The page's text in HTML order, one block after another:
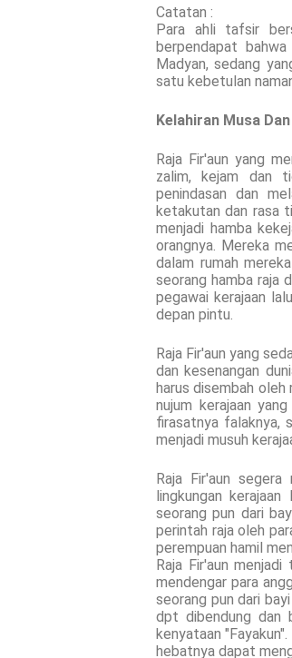
Catatan :
Para ahli tafsir
berpendapat
Madyan, sedang
satu kebetulan
Kelahiran Musa
Raja Fir'aun yang
zalim, kejam dan
penindasan dan
ketakutan dan rasa
menjadi hamba
orangnya. Mereka
dalam rumah
seorang hamba raja
pegawai kerajaan
depan pintu.
Raja Fir'aun yang
dan kesenangan
harus disembah
nujum kerajaan
firasatnya falaknya,
menjadi musuh
Raja Fir'aun
lingkungan
seorang pun dari
perintah raja oleh
perempuan hamil
Raja Fir'aun
mendengar para
seorang pun dari
dpt dibendung dan
kenyataan
hebatnya dapat